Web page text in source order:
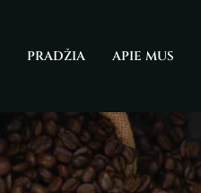
contentPRADŽIA APIE MUS